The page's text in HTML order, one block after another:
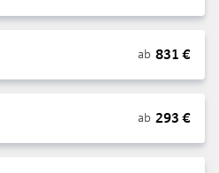
ab 831 €
ab 293 €